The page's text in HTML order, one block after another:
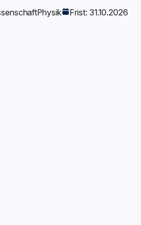
Physik Frist: 31.10.2026